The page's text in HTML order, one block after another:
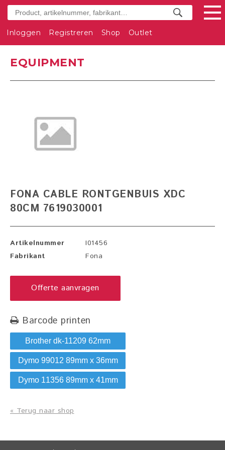
Inloggen Registreren Shop Outlet
EQUIPMENT
FONA CABLE RONTGENBUIS XDC
80CM 7619030001
Artikelnummer
I01456
Fabrikant
Fona
Offerte aanvragen
Barcode printen
Brother dk-11209 62mm
Dymo 99012 89mm x 36mm
Dymo 11356 89mm x 41mm
« Terug naar shop